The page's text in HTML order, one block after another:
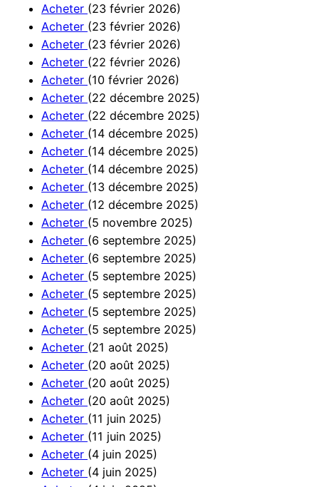
Acheter (23 février 2026)
Acheter (23 février 2026)
Acheter (23 février 2026)
Acheter (22 février 2026)
Acheter (10 février 2026)
Acheter (22 décembre 2025)
Acheter (22 décembre 2025)
Acheter (14 décembre 2025)
Acheter (14 décembre 2025)
Acheter (14 décembre 2025)
Acheter (13 décembre 2025)
Acheter (12 décembre 2025)
Acheter (5 novembre 2025)
Acheter (6 septembre 2025)
Acheter (6 septembre 2025)
Acheter (5 septembre 2025)
Acheter (5 septembre 2025)
Acheter (5 septembre 2025)
Acheter (5 septembre 2025)
Acheter (21 août 2025)
Acheter (20 août 2025)
Acheter (20 août 2025)
Acheter (20 août 2025)
Acheter (11 juin 2025)
Acheter (11 juin 2025)
Acheter (4 juin 2025)
Acheter (4 juin 2025)